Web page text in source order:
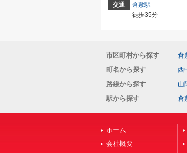
交通
倉敷駅
徒歩35分
市区町村から探す 倉
町名から探す
西
路線から探す
山
駅から探す
倉
ホーム
会社概要